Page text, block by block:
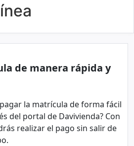
de manera rápida y
la matrícula de forma fácil
del portal de Davivienda? Con
realizar el pago sin salir de